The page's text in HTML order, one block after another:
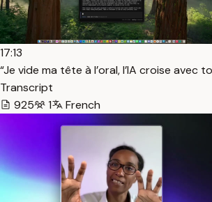
17:13
“Je vide ma tête à l’oral, l’IA croise avec
Transcript
925
1 French